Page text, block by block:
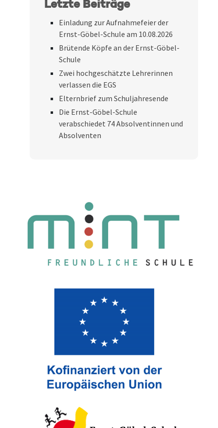
Letzte Beiträge
Einladung zur Aufnahmefeier der
Ernst-Göbel-Schule am 10.08.2026
Brütende Köpfe an der Ernst-Göbel-
Schule
Zwei hochgeschätzte Lehrerinnen
verlassen die EGS
Elternbrief zum Schuljahresende
Die Ernst-Göbel-Schule
verabschiedet 74 Absolventinnen und
Absolventen